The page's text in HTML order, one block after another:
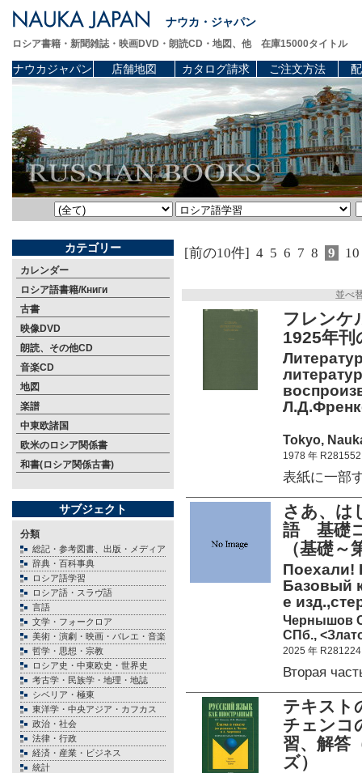
ナウカ・ジャパン
ロシア書籍・新聞雑誌・映画DVD・朗読CD・地図、他 在庫15000タイトル
ナウカジャパン 店舗地図 カタログ請求 ご注文方法
カテゴリー
カレンダー
ロシア語書籍/Книги
古書
映像DVD
朗読、その他CD
音楽CD
地図
楽譜
中東欧諸国
欧米のロシア関係書
和書(ロシア関係古書)
サブジェクト
分類
総記・参考図書、出版・メディア
辞典・百科事典
ロシア語学習
ロシア語・スラヴ語
言語
文学・フォークロア
美術・演劇・映画・バレエ・音楽
哲学・思想・宗教
ロシア史・中東欧史・世界史
考古学・民族学・地理・地誌
シベリア・極東
東洋学・中央アジア・カフカス
政治・社会
法律・行政
経済・産業・ビジネス
統計
[前の10件] 4 5 6 7 8 9 10
並べ
フレン
1925年
Tokyo,
1978 年 R281552
表紙に一部
さあ、は
語 基礎
（基礎
Поехали!
Базовый
е
Чернышов
СПб.,
2025 年 R281224
Вторая
テキスト
チェンコ
習、解答
ズ）